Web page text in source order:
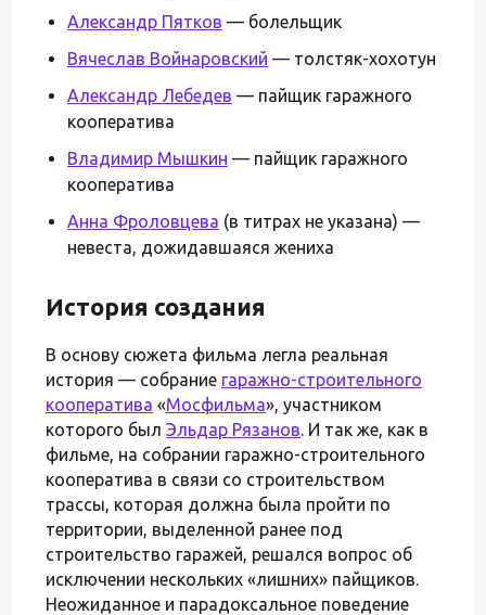
Александр Пятков — болельщик
Вячеслав Войнаровский — толстяк-хохотун
Александр Лебедев — пайщик гаражного
кооператива
Владимир Мышкин — пайщик гаражного
кооператива
Анна Фроловцева (в титрах не указана) —
невеста, дожидавшаяся жениха
История создания
В основу сюжета фильма легла реальная
история — собрание гаражно-строительного
кооператива «Мосфильма», участником
которого был Эльдар Рязанов. И так же, как в
фильме, на собрании гаражно-строительного
кооператива в связи со строительством
трассы, которая должна была пройти по
территории, выделенной ранее под
строительство гаражей, решался вопрос об
исключении нескольких «лишних» пайщиков.
Неожиданное и парадоксальное поведение